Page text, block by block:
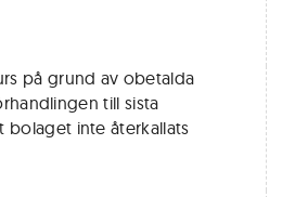
på grund av obetalda
till sista
bolaget inte återkallats